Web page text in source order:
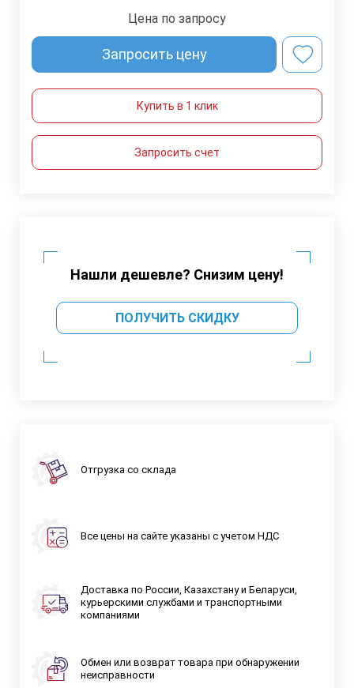
Цена по запросу
Запросить цену
Купить в 1 клик
Запросить счет
Нашли дешевле? Снизим цену!
ПОЛУЧИТЬ СКИДКУ
Отгрузка со склада
Все цены на сайте указаны с учетом НДС
Доставка по России, Казахстану и Беларуси,
курьерскими службами и транспортными
компаниями
Обмен или возврат товара при обнаружении
неисправности